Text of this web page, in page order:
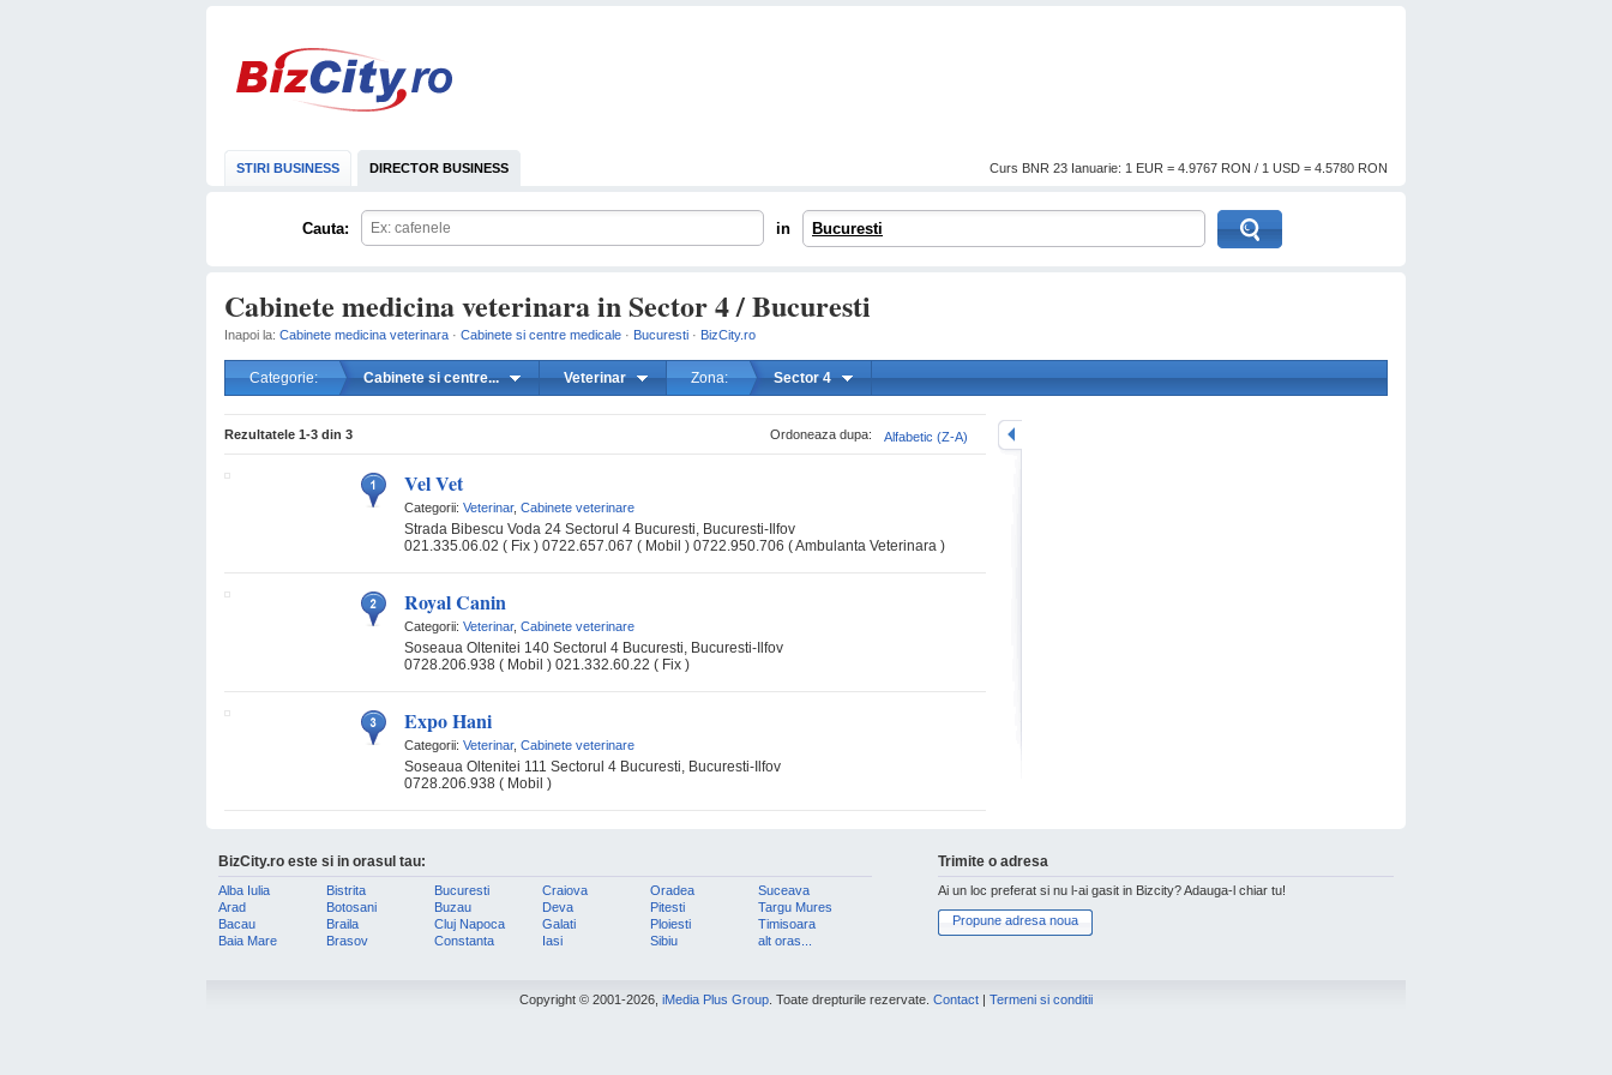
STIRI BUSINESS DIRECTOR BUSINESS Curs BNR 23 Ianuarie: 1 EUR = 4.9767 RON / 1 USD = 4.5780 RON
Cauta: in Bucuresti
Cabinete medicina veterinara in Sector 4 / Bucuresti
Inapoi la: Cabinete medicina veterinara · Cabinete si centre medicale · Bucuresti · BizCity.ro
Categorie: Cabinete si centre... Veterinar Zona: Sector 4
Alfabetic (Z-A)
Ordoneaza dupa:
Rezultatele 1-3 din 3
Vel Vet
Categorii: Veterinar, Cabinete veterinare
Strada Bibescu Voda 24 Sectorul 4 Bucuresti, Bucuresti-Ilfov
021.335.06.02 ( Fix ) 0722.657.067 ( Mobil ) 0722.950.706 ( Ambulanta Veterinara )
Royal Canin
Categorii: Veterinar, Cabinete veterinare
Soseaua Oltenitei 140 Sectorul 4 Bucuresti, Bucuresti-Ilfov
0728.206.938 ( Mobil ) 021.332.60.22 ( Fix )
Expo Hani
Categorii: Veterinar, Cabinete veterinare
Soseaua Oltenitei 111 Sectorul 4 Bucuresti, Bucuresti-Ilfov
0728.206.938 ( Mobil )
BizCity.ro este si in orasul tau:
Alba Iulia
Arad
Bacau
Baia Mare
Bistrita
Botosani
Braila
Brasov
Bucuresti
Buzau
Cluj Napoca
Constanta
Craiova
Deva
Galati
Iasi
Oradea
Pitesti
Ploiesti
Sibiu
Suceava
Targu Mures
Timisoara
alt oras...
Trimite o adresa
Ai un loc preferat si nu l-ai gasit in Bizcity? Adauga-l chiar tu!
Propune adresa noua
Copyright © 2001-2026, iMedia Plus Group . Toate drepturile rezervate. Contact | Termeni si conditii